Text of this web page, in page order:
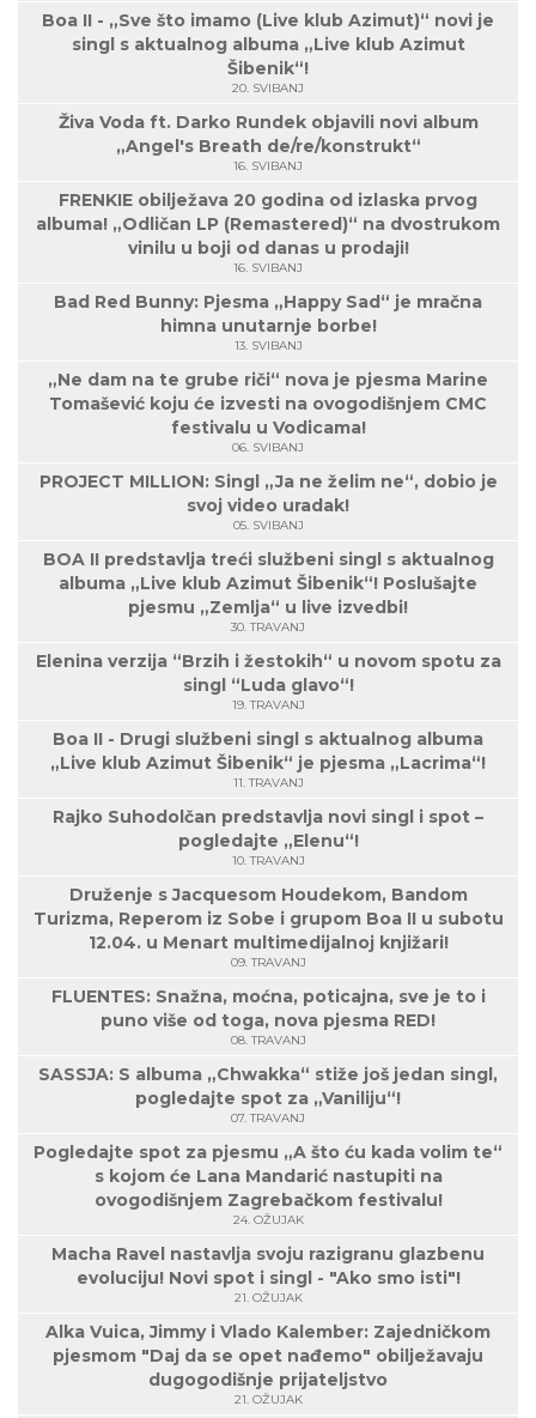
Boa II - „Sve što imamo (Live klub Azimut)“ novi je
singl s aktualnog albuma „Live klub Azimut
Šibenik“!
20. SVIBANJ
Živa Voda ft. Darko Rundek objavili novi album
„Angel's Breath de/re/konstrukt“
16. SVIBANJ
FRENKIE obilježava 20 godina od izlaska prvog
albuma! „Odličan LP (Remastered)“ na dvostrukom
vinilu u boji od danas u prodaji!
16. SVIBANJ
Bad Red Bunny: Pjesma „Happy Sad“ je mračna
himna unutarnje borbe!
13. SVIBANJ
„Ne dam na te grube riči“ nova je pjesma Marine
Tomašević koju će izvesti na ovogodišnjem CMC
festivalu u Vodicama!
06. SVIBANJ
PROJECT MILLION: Singl „Ja ne želim ne“, dobio je
svoj video uradak!
05. SVIBANJ
BOA II predstavlja treći službeni singl s aktualnog
albuma „Live klub Azimut Šibenik“! Poslušajte
pjesmu „Zemlja“ u live izvedbi!
30. TRAVANJ
Elenina verzija “Brzih i žestokih“ u novom spotu za
singl “Luda glavo“!
19. TRAVANJ
Boa II - Drugi službeni singl s aktualnog albuma
„Live klub Azimut Šibenik“ je pjesma „Lacrima“!
11. TRAVANJ
Rajko Suhodolčan predstavlja novi singl i spot –
pogledajte „Elenu“!
10. TRAVANJ
Druženje s Jacquesom Houdekom, Bandom
Turizma, Reperom iz Sobe i grupom Boa II u subotu
12.04. u Menart multimedijalnoj knjižari!
09. TRAVANJ
FLUENTES: Snažna, moćna, poticajna, sve je to i
puno više od toga, nova pjesma RED!
08. TRAVANJ
SASSJA: S albuma „Chwakka“ stiže još jedan singl,
pogledajte spot za „Vaniliju“!
07. TRAVANJ
Pogledajte spot za pjesmu „A što ću kada volim te“
s kojom će Lana Mandarić nastupiti na
ovogodišnjem Zagrebačkom festivalu!
24. OŽUJAK
Macha Ravel nastavlja svoju razigranu glazbenu
evoluciju! Novi spot i singl - "Ako smo isti"!
21. OŽUJAK
Alka Vuica, Jimmy i Vlado Kalember: Zajedničkom
pjesmom "Daj da se opet nađemo" obilježavaju
dugogodišnje prijateljstvo
21. OŽUJAK